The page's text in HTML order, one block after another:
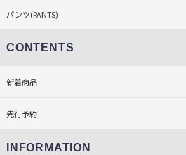
パンツ(PANTS)
CONTENTS
新着商品
先行予約
INFORMATION